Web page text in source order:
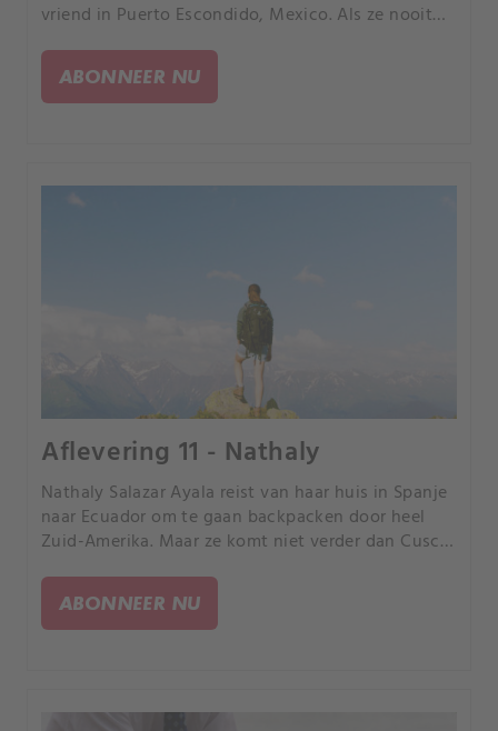
vriend in Puerto Escondido, Mexico. Als ze nooit
jacht op de moordenaar.
ABONNEER NU
Aflevering 11 - Nathaly
Nathaly Salazar Ayala reist van haar huis in Spanje
naar Ecuador om te gaan backpacken door heel
Zuid-Amerika. Maar ze komt niet verder dan Cusco,
ABONNEER NU